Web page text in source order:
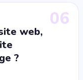
06
web,
?